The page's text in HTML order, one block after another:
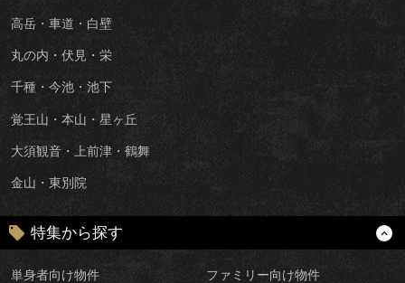
高岳・車道・白壁
丸の内・伏見・栄
千種・今池・池下
覚王山・本山・星ヶ丘
大須観音・上前津・鶴舞
金山・東別院
特集から探す
単身者向け物件 ファミリー向け物件